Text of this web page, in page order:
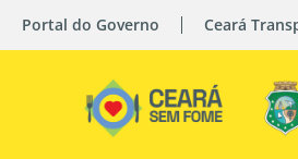
Portal do Governo Ceará